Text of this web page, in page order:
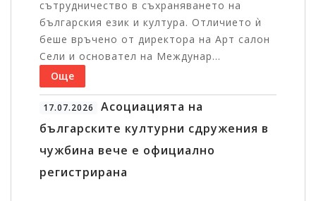
сътрудничество в съхраняването на
българския език и култура. Отличието ѝ
беше връчено от директора на Арт салон
Сели и основател на Междунар...
Още
17.07.2026
Асоциацията на
българските културни сдружения в
чужбина вече е официално
регистрирана